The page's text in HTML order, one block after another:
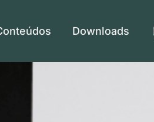
Downloads